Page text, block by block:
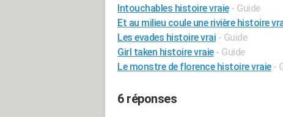
Intouchables histoire vraie - Guide
Et au milieu coule une rivière histoire
Les evades histoire vrai - Guide
Girl taken histoire vraie - Guide
Le monstre de florence histoire vraie -
6 réponses